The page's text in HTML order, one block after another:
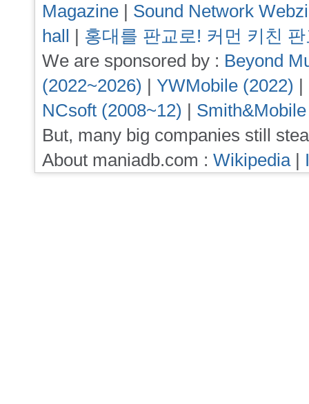
Magazine | Sound Network
hall | 홍대를 판교로! 커먼 키친
We are sponsored by : Beyond
(2022~2026) | YWMobile (2022) |
NCsoft (2008~12) |
But, many big companies still
About maniadb.com : Wikipedia|